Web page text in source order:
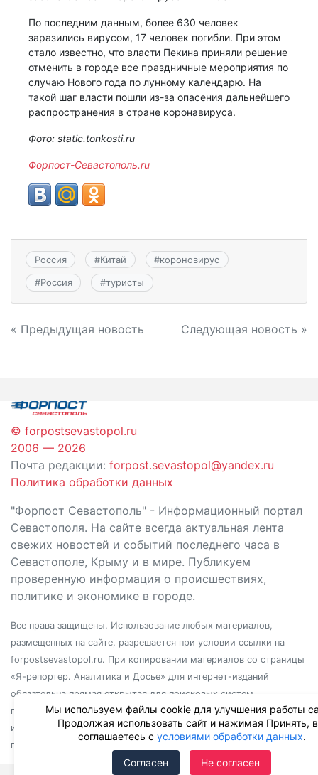
По последним данным, более 630 человек
заразились вирусом, 17 человек погибли. При этом
стало известно, что власти Пекина приняли решение
отменить в городе все праздничные мероприятия по
случаю Нового года по лунному календарю. На
такой шаг власти пошли из-за опасения дальнейшего
распространения в стране коронавируса.
Фото: static.tonkosti.ru
Форпост-Севастополь.ru
Россия #Китай #короновирус
#Россия #туристы
Навигация
записям
« Предыдущая новость Следующая новость »
© forpostsevastopol.ru
2006 — 2026
Почта редакции: forpost.sevastopol@yandex.ru
Политика обработки данных
"Форпост Севастополь" - Информационный портал
Севастополя. На сайте всегда актуальная лента
свежих новостей и событий последнего часа в
Севастополе, Крыму и в мире. Публикуем
проверенную информация о происшествиях,
политике и экономике в городе.
Все права защищены. Использование любых материалов,
размещенных на сайте, разрешается при условии ссылки на
forpostsevastopol.ru. При копировании материалов со страницы
«Я-репортер. Аналитика и Досье» для интернет-изданий
обязательна прямая открытая для поисковых систем
гиперссылка. Независимо от полного или частичного
использования материалов, ссылка должна быть размещена в
подзаголовке или первом абзаце материала.
Мы используем файлы cookie для улучшения работы
Продолжая использовать сайт и нажимая Принять,
соглашаетесь с условиями обработки данных.
Согласен Не согласен